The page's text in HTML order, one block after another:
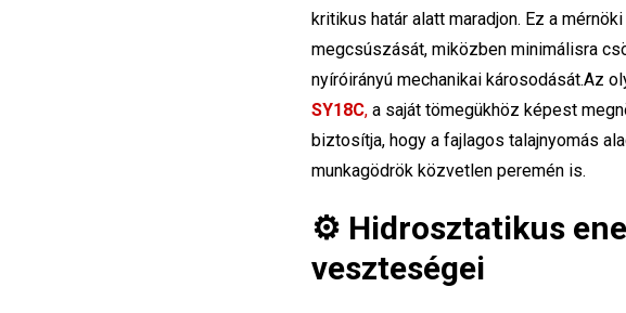
kritikus határ alatt maradjon. Ez a
megcsúszását, miközben minimálisra
nyíróirányú mechanikai károsodását.Az
SY18C, a saját tömegükhöz képest
biztosítja, hogy a fajlagos talajnyomás
munkagödrök közvetlen peremén is.
⚙️ Hidrosztatikus
veszteségei